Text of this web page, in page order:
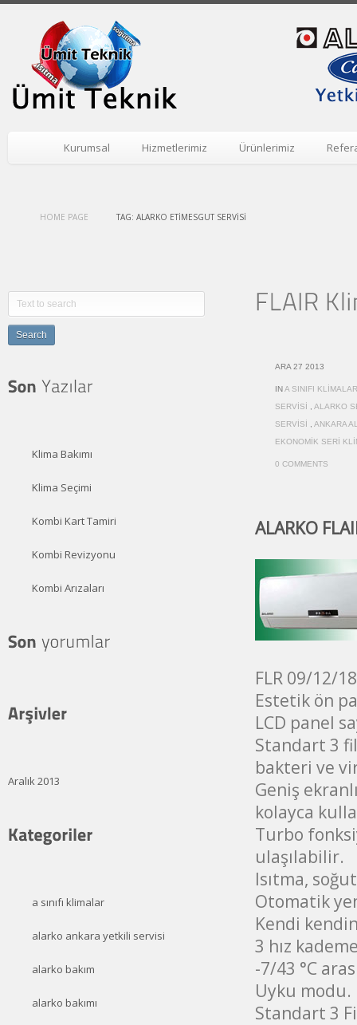
Kurumsal Hizmetlerimiz Ürünlerimiz
HOME PAGE TAG: ALARKO ETIMESGUT SERVISI
ARA 27 2013
INA SINIFI KLIMALAR
SERVISI
ALARKO
SERVISI
ANKARA
EKONOMIK SERI
0 COMMENTS
ALARKO
FLR 09/12/
Estetik ön
LCD panel
Standart 3
bakteri ve
Geniş
kolayca
Turbo
ulaşılabilir.
Isıtma,
Otomatik
Kendi
3 hız
-7/43 °C
Uyku modu.
Standart 3
Search
Klima Bakımı
Klima Seçimi
Kombi Kart Tamiri
Kombi Revizyonu
Kombi Arızaları
Aralık 2013
a sınıfı klimalar
alarko ankara yetkili servisi
alarko bakım
alarko bakımı